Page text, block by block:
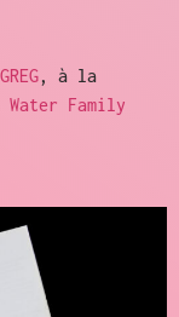
, à la
Water Family